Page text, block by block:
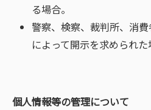
る場合。
警察、検察、裁判所、消
によって開示を求められた
個人情報等の管理について